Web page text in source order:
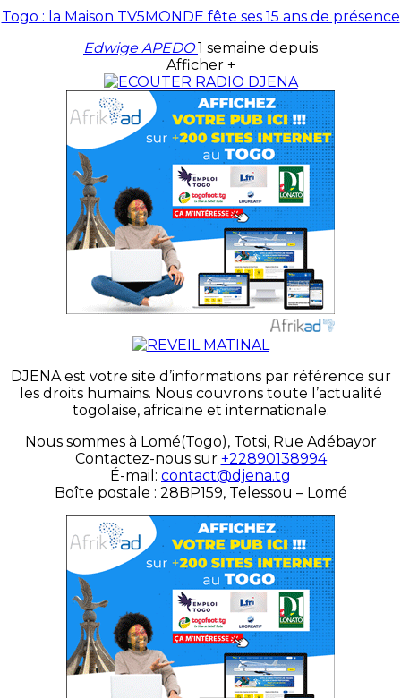
Togo : la Maison TV5MONDE fête ses 15 ans de présence
Edwige APEDO1 semaine depuis
Afficher +
DJENA est votre site d’informations par référence sur
les droits humains. Nous couvrons toute l’actualité
togolaise, africaine et internationale.
Nous sommes à Lomé(Togo), Totsi, Rue Adébayor
Contactez-nous sur +22890138994
É-mail: contact@djena.tg
Boîte postale : 28BP159, Telessou – Lomé